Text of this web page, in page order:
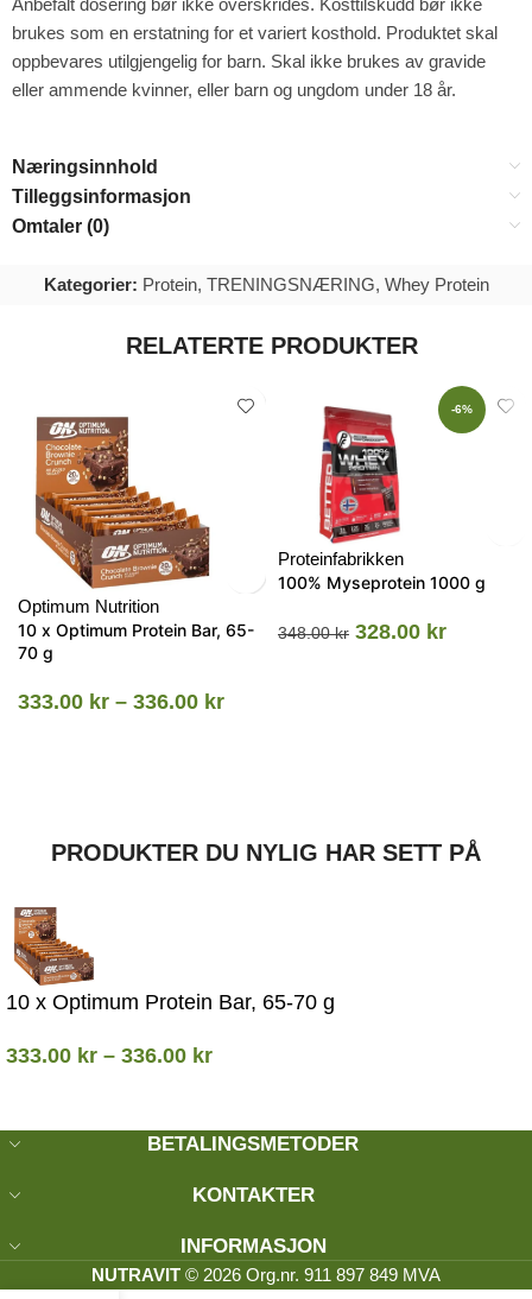
Anbefalt dosering bør ikke overskrides. Kosttilskudd bør ikke
brukes som en erstatning for et variert kosthold. Produktet skal
oppbevares utilgjengelig for barn. Skal ikke brukes av gravide
eller ammende kvinner, eller barn og ungdom under 18 år.
Næringsinnhold
Tilleggsinformasjon
Omtaler (0)
Kategorier: Protein, TRENINGSNÆRING, Whey Protein
RELATERTE PRODUKTER
Optimum Nutrition
10 x Optimum Protein Bar, 65-
70 g
333.00 kr – 336.00 kr
-6%
Proteinfabrikken
100% Myseprotein 1000 g
348.00kr 328.00 kr
PRODUKTER DU NYLIG HAR SETT PÅ
10 x Optimum Protein Bar, 65-70 g
333.00 kr – 336.00 kr
BETALINGSMETODER
KONTAKTER
INFORMASJON
NUTRAVIT © 2026 Org.nr. 911 897 849 MVA